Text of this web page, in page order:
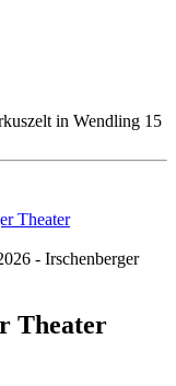
in Wendling 15
Theater
Theater